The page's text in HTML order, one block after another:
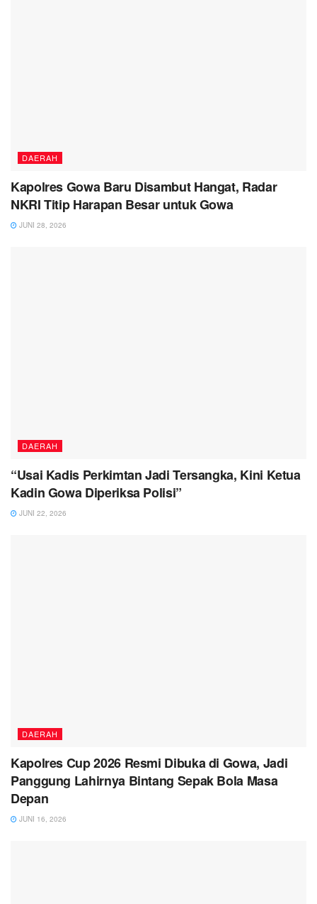
DAERAH
Kapolres Gowa Baru Disambut Hangat, Radar
NKRI Titip Harapan Besar untuk Gowa
JUNI 28, 2026
DAERAH
“Usai Kadis Perkimtan Jadi Tersangka, Kini Ketua
Kadin Gowa Diperiksa Polisi”
JUNI 22, 2026
DAERAH
Kapolres Cup 2026 Resmi Dibuka di Gowa, Jadi
Panggung Lahirnya Bintang Sepak Bola Masa
Depan
JUNI 16, 2026